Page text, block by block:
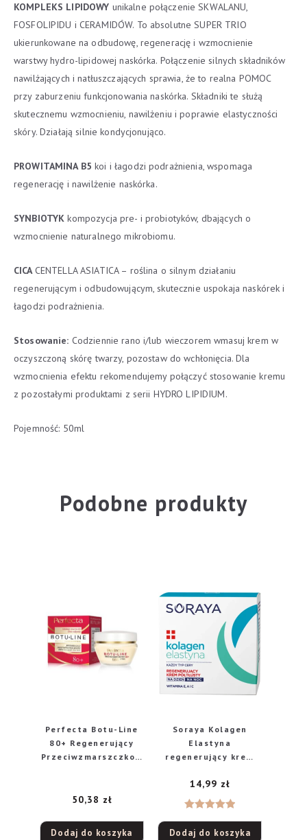
KOMPLEKS LIPIDOWY unikalne połączenie SKWALANU,
FOSFOLIPIDU i CERAMIDÓW. To absolutne SUPER TRIO
ukierunkowane na odbudowę, regenerację i wzmocnienie
warstwy hydro-lipidowej naskórka. Połączenie silnych składników
nawilżających i natłuszczających sprawia, że to realna POMOC
przy zaburzeniu funkcjonowania naskórka. Składniki te służą
skutecznemu wzmocnieniu, nawilżeniu i poprawie elastyczności
skóry. Działają silnie kondycjonująco.
PROWITAMINA B5koi i łagodzi podrażnienia, wspomaga
regenerację i nawilżenie naskórka.
SYNBIOTYKkompozycja pre- i probiotyków, dbających o
wzmocnienie naturalnego mikrobiomu.
CICACENTELLA ASIATICA – roślina o silnym działaniu
regenerującym i odbudowującym, skutecznie uspokaja naskórek i
łagodzi podrażnienia.
Stosowanie: Codziennie rano i/lub wieczorem wmasuj krem w
oczyszczoną skórę twarzy, pozostaw do wchłonięcia. Dla
wzmocnienia efektu rekomendujemy połączyć stosowanie kremu
z pozostałymi produktami z serii HYDRO LIPIDIUM.
Pojemność: 50ml
Podobne produkty
Perfecta Botu-Line
80+ Regenerujący
Przeciwzmarszczkow
50,38 zł
Dodaj do koszyka
Soraya Kolagen
Elastyna
regenerujący krem
na noc, 50 ml
5.00na 5
14,99 zł
Dodaj do koszyka